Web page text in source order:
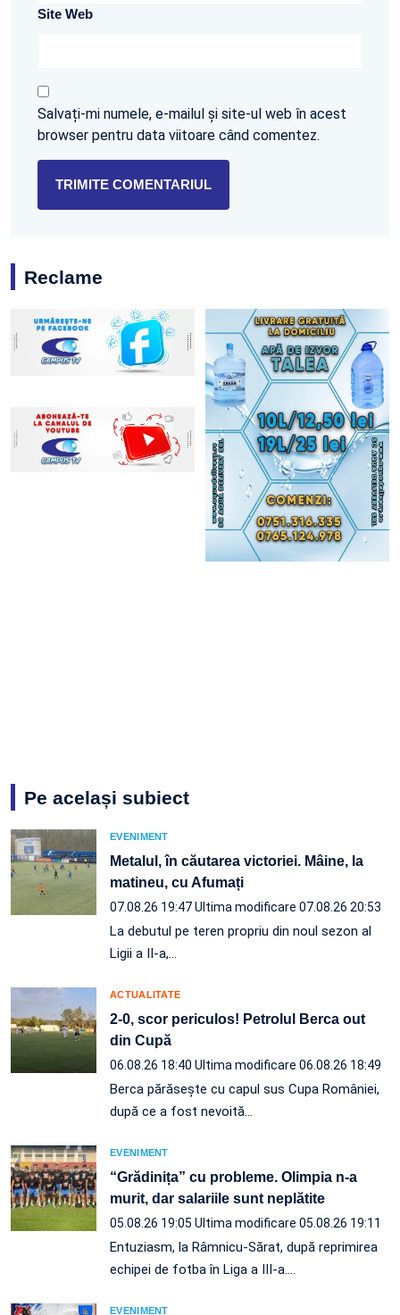
Site Web
Salvați-mi numele, e-mailul și site-ul web în acest
browser pentru data viitoare când comentez.
Reclame
Pe același subiect
EVENIMENT
Metalul, în căutarea victoriei. Mâine, la
matineu, cu Afumați
07.08.26 19:47Ultima modificare 07.08.26 20:53
La debutul pe teren propriu din noul sezon al
Ligii a II-a,…
ACTUALITATE
2-0, scor periculos! Petrolul Berca out
din Cupă
06.08.26 18:40 Ultima modificare 06.08.26 18:49
Berca părăsește cu capul sus Cupa României,
după ce a fost nevoită…
EVENIMENT
“Grădinița” cu probleme. Olimpia n-a
murit, dar salariile sunt neplătite
05.08.26 19:05 Ultima modificare 05.08.26 19:11
Entuziasm, la Râmnicu-Sărat, după reprimirea
echipei de fotba în Liga a III-a.…
EVENIMENT